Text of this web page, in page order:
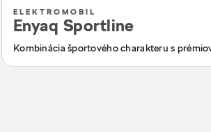
ELEKTROMOBIL
Enyaq Sportline
Kombinácia športového charakteru s